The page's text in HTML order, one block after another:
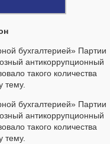
бухгалтерией» Партии
антикоррупционный
такого количества
тему.
бухгалтерией» Партии
антикоррупционный
такого количества
тему.